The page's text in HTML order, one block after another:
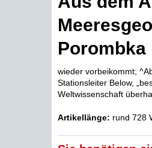
Porombka
wieder vorbeikommt;
Stationsleiter Below,
Weltwissenschaft
Artikellänge: rund 728